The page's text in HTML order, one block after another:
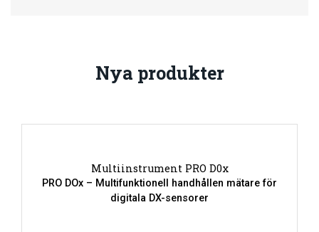
Nya produkter
Multiinstrument PRO D0x
PRO DOx – Multifunktionell handhållen mätare för
digitala DX-sensorer